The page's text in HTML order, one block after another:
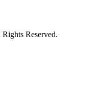
Reserved.